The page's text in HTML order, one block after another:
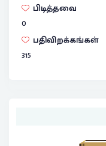
பிடித்தவை
0
பதிவிறக்கங்கள்
315